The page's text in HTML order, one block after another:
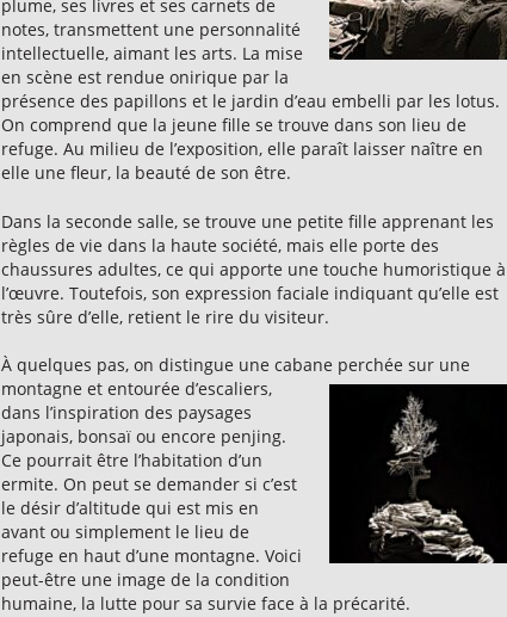
plume, ses livres et ses carnets de
notes, transmettent une personnalité
intellectuelle, aimant les arts. La mise
en scène est rendue onirique par la
présence des papillons et le jardin d’eau embelli par les lotus.
On comprend que la jeune fille se trouve dans son lieu de
refuge. Au milieu de l’exposition, elle paraît laisser naître en
elle une fleur, la beauté de son être.
Dans la seconde salle, se trouve une petite fille apprenant les
règles de vie dans la haute société, mais elle porte des
chaussures adultes, ce qui apporte une touche humoristique à
l’œuvre. Toutefois, son expression faciale indiquant qu’elle est
très sûre d’elle, retient le rire du visiteur.
À quelques pas, on distingue une cabane perchée sur une
montagne et entourée d’escaliers,
dans l’inspiration des paysages
japonais, bonsaï ou encore penjing.
Ce pourrait être l’habitation d’un
ermite. On peut se demander si c’est
le désir d’altitude qui est mis en
avant ou simplement le lieu de
refuge en haut d’une montagne. Voici
peut-être une image de la condition
humaine, la lutte pour sa survie face à la précarité.